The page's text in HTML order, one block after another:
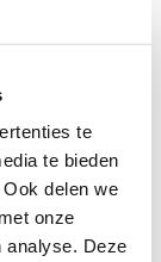
te
te bieden
delen we
onze
analyse. Deze
voor iets
is zwart
met